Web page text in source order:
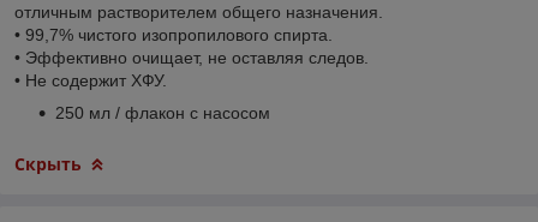
отличным растворителем общего назначения.
• 99,7% чистого изопропилового спирта.
• Эффективно очищает, не оставляя следов.
• Не содержит ХФУ.
250 мл / флакон с насосом
Скрыть